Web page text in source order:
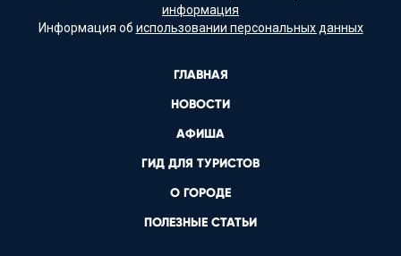
информация
Информация об использовании персональных данных
ГЛАВНАЯ
НОВОСТИ
АФИША
ГИД ДЛЯ ТУРИСТОВ
О ГОРОДЕ
ПОЛЕЗНЫЕ СТАТЬИ